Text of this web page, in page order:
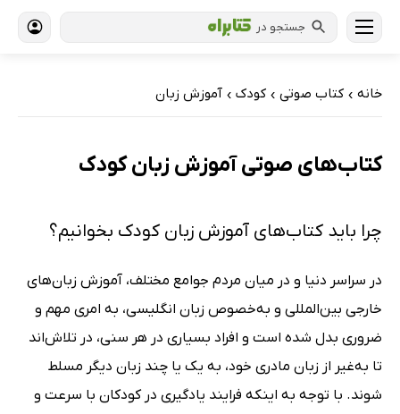
جستجو در
خانه › کتاب‌ صوتی › کودک › آموزش زبان
کتاب‌های صوتی آموزش زبان کودک
چرا باید کتاب‌های آموزش زبان کودک بخوانیم؟
در سراسر دنیا و در میان مردم جوامع مختلف، آموزش زبان‌های
خارجی بین‌المللی و به‌خصوص زبان انگلیسی، به امری مهم و
ضروری بدل شده است و افراد بسیاری در هر سنی، در تلاش‌اند
تا به‌غیر از زبان مادری خود، به یک یا چند زبان دیگر مسلط
شوند. با توجه به اینکه فرایند یادگیری در کودکان با سرعت و